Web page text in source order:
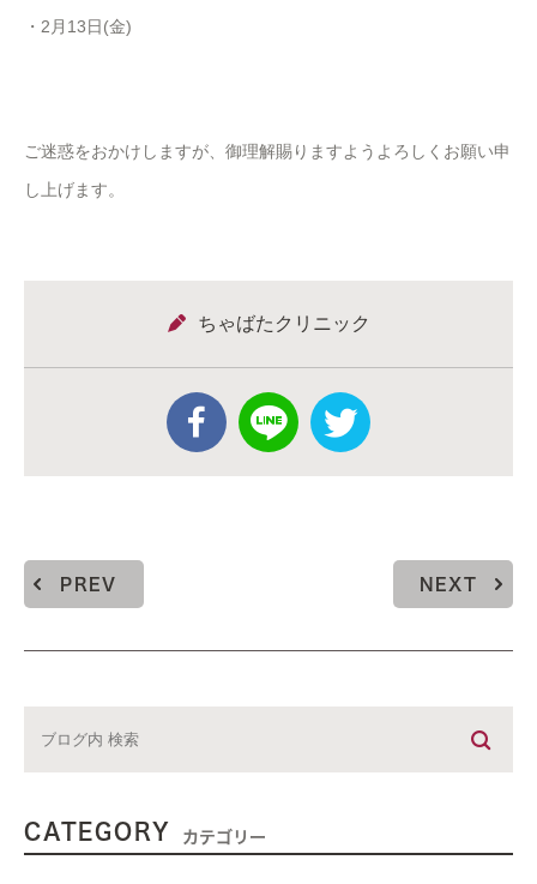
・2月13日(金)
ご迷惑をおかけしますが、御理解賜りますようよろしくお願い申
し上げます。
ちゃばたクリニック
PREV NEXT
CATEGORY カテゴリー